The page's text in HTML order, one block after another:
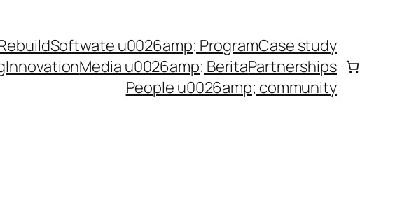
Softwate u0026amp; ProgramCase study
InnovationMedia u0026amp; BeritaPartnerships
People u0026amp; community